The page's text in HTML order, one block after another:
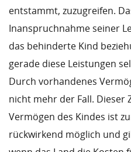
entstammt, zuzugreifen.
Inanspruchnahme seiner
das behinderte Kind
gerade diese Leistungen
Durch vorhandenes
nicht mehr der Fall. Dieser
Vermögen des Kindes ist
rückwirkend möglich und